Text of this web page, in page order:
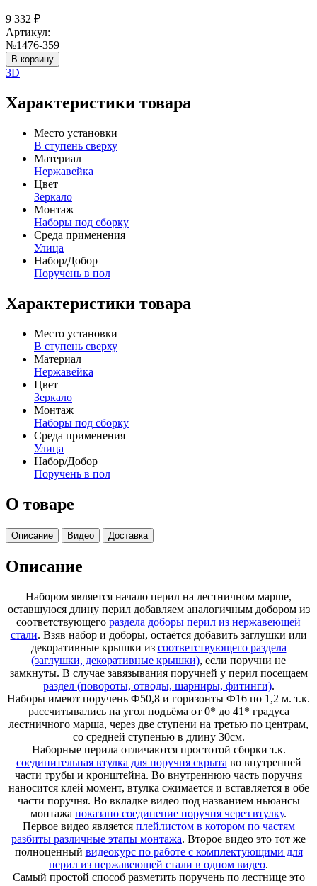
9 332 ₽
Артикул:
№1476-359
В корзину
3D
Характеристики товара
Место установки
В ступень сверху
Материал
Нержавейка
Цвет
Зеркало
Монтаж
Наборы под сборку
Среда применения
Улица
Набор/Добор
Поручень в пол
Характеристики товара
Место установки
В ступень сверху
Материал
Нержавейка
Цвет
Зеркало
Монтаж
Наборы под сборку
Среда применения
Улица
Набор/Добор
Поручень в пол
О товаре
Описание Видео Доставка
Описание
Набором является начало перил на лестничном марше,
оставшуюся длину перил добавляем аналогичным добором из
соответствующего раздела доборы перил из нержавеющей
стали. Взяв набор и доборы, остаётся добавить заглушки или
декоративные крышки из соответствующего раздела
(заглушки, декоративные крышки), если поручни не
замкнуты. В случае завязывания поручней у перил посещаем
раздел (повороты, отводы, шарниры, фитинги).
Наборы имеют поручень Ф50,8 и горизонты Ф16 по 1,2 м. т.к.
рассчитывались на угол подъёма от 0* до 41* градуса
лестничного марша, через две ступени на третью по центрам,
со средней ступенью в длину 30см.
Наборные перила отличаются простотой сборки т.к.
соединительная втулка для поручня скрыта во внутренней
части трубы и кронштейна. Во внутреннюю часть поручня
наносится клей момент, втулка сжимается и вставляется в обе
части поручня. Во вкладке видео под названием ньюансы
монтажа показано соединение поручня через втулку.
Первое видео является плейлистом в котором по частям
разбиты различные этапы монтажа. Второе видео это тот же
полноценный видеокурс по работе с комплектующими для
перил из нержавеющей стали в одном видео.
Самый простой способ разметить поручень по лестнице это